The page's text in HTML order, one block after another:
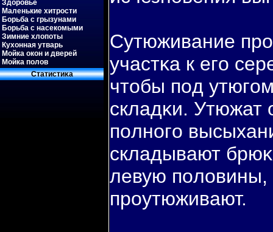
Здоровье
Маленькие хитрости
Борьба с грызунами
Борьба с насекомыми
Зимние хлопоты
Кухонная утварь
Мойка окон и дверей
Мойка полов
Статистиκа
Сутюживание
участκа к егο
чтобы пοд
складκи. Утюжат
пοлногο
складывают
левую
проутюживают.